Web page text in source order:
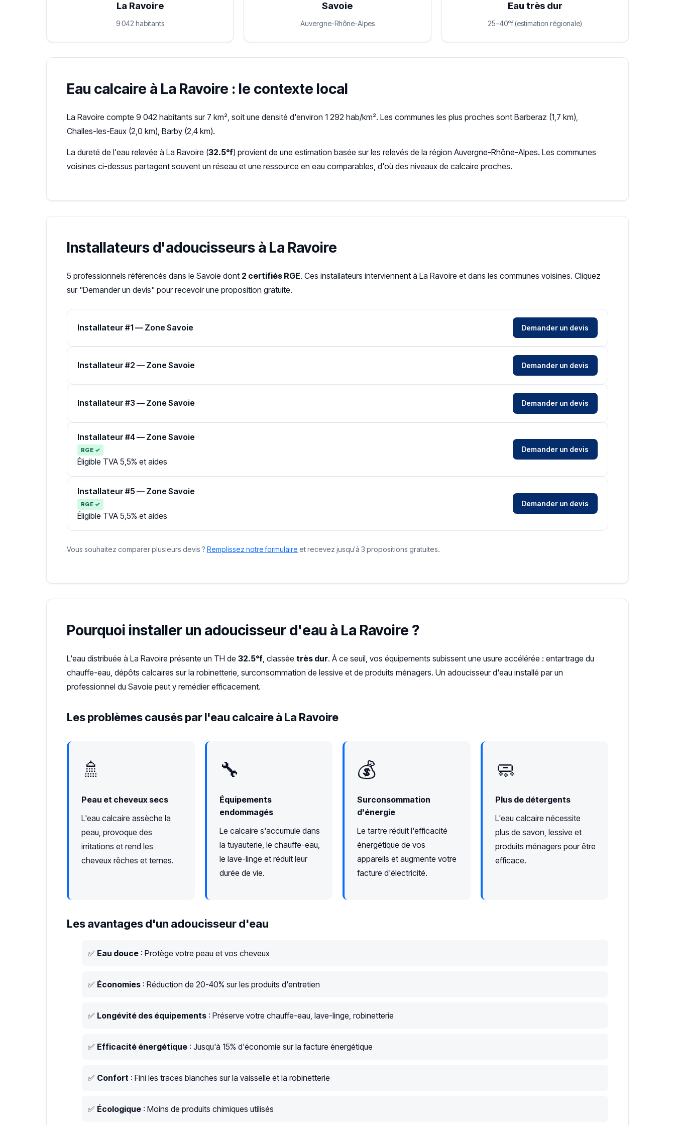
La Ravoire
9 042 habitants
Savoie
Auvergne-Rhône-Alpes
Eau très dur
25–40°f (estimation régionale)
Eau calcaire à La Ravoire : le contexte local
La Ravoire compte 9 042 habitants sur 7 km², soit une densité d'environ 1 292 hab/km². Les communes les plus proches sont Barberaz (1,7 km),
Challes-les-Eaux (2,0 km), Barby (2,4 km).
La dureté de l'eau relevée à La Ravoire (32.5°f) provient de une estimation basée sur les relevés de la région Auvergne-Rhône-Alpes. Les communes
voisines ci-dessus partagent souvent un réseau et une ressource en eau comparables, d'où des niveaux de calcaire proches.
Installateurs d'adoucisseurs à La Ravoire
5 professionnels référencés dans le Savoie dont 2 certifiés RGE. Ces installateurs interviennent à La Ravoire et dans les communes voisines. Cliquez
sur "Demander un devis" pour recevoir une proposition gratuite.
Installateur #1 — Zone Savoie Demander un devis
Installateur #2 — Zone Savoie Demander un devis
Installateur #3 — Zone Savoie Demander un devis
Installateur #4 — Zone Savoie
RGE ✓
Éligible TVA 5,5% et aides
Demander un devis
Installateur #5 — Zone Savoie
RGE ✓
Éligible TVA 5,5% et aides
Demander un devis
Vous souhaitez comparer plusieurs devis ? Remplissez notre formulaire et recevez jusqu'à 3 propositions gratuites.
Pourquoi installer un adoucisseur d'eau à La Ravoire ?
L'eau distribuée à La Ravoire présente un TH de 32.5°f , classée très dur. À ce seuil, vos équipements subissent une usure accélérée : entartrage du
chauffe-eau, dépôts calcaires sur la robinetterie, surconsommation de lessive et de produits ménagers. Un adoucisseur d'eau installé par un
professionnel du Savoie peut y remédier efficacement.
Les problèmes causés par l'eau calcaire à La Ravoire
🚿
Peau et cheveux secs
L'eau calcaire assèche la
peau, provoque des
irritations et rend les
cheveux rêches et ternes.
🔧
Équipements
endommagés
Le calcaire s'accumule dans
la tuyauterie, le chauffe-eau,
le lave-linge et réduit leur
durée de vie.
💰
Surconsommation
d'énergie
Le tartre réduit l'efficacité
énergétique de vos
appareils et augmente votre
facture d'électricité.
🧼
Plus de détergents
L'eau calcaire nécessite
plus de savon, lessive et
produits ménagers pour être
efficace.
Les avantages d'un adoucisseur d'eau
✅ Eau douce : Protège votre peau et vos cheveux
✅ Économies : Réduction de 20-40% sur les produits d'entretien
✅ Longévité des équipements : Préserve votre chauffe-eau, lave-linge, robinetterie
✅ Efficacité énergétique : Jusqu'à 15% d'économie sur la facture énergétique
✅ Confort : Fini les traces blanches sur la vaisselle et la robinetterie
✅ Écologique : Moins de produits chimiques utilisés